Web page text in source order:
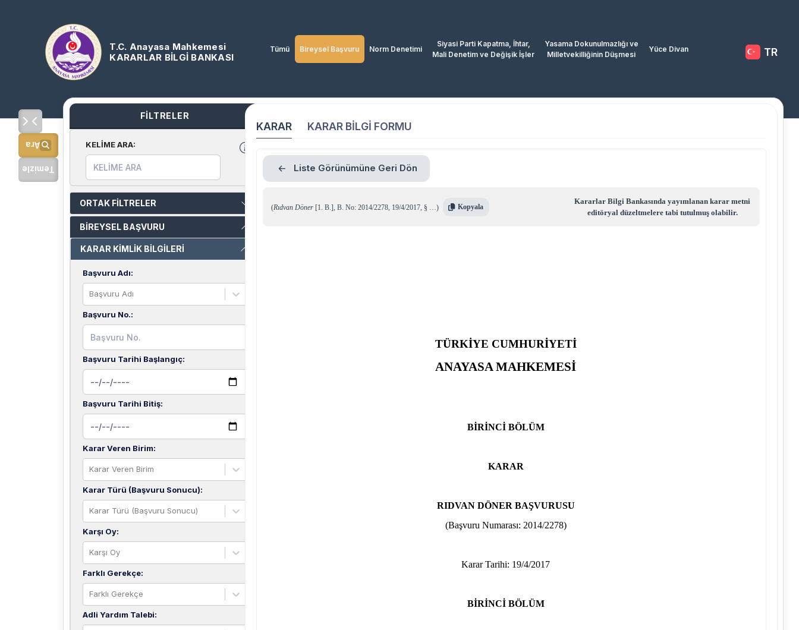
T.C. Anayasa Mahkemesi
KARARLAR BİLGİ BANKASI
Tümü Bireysel Başvuru Norm Denetimi
Siyasi Parti Kapatma, İhtar,
Mali Denetim ve Değişik İşler
Yasama Dokunulmazlığı ve
Milletvekilliğinin Düşmesi
Yüce Divan TR
Ara
Temizle
FİLTRELER
KELİME ARA:
ORTAK FİLTRELER
BİREYSEL BAŞVURU
KARAR KİMLİK BİLGİLERİ
Başvuru Adı:
Başvuru Adı
Başvuru No.:
Başvuru Tarihi Başlangıç:
Başvuru Tarihi Bitiş:
Karar Veren Birim:
Karar Veren Birim
Karar Türü (Başvuru Sonucu):
Karar Türü (Başvuru Sonucu)
Karşı Oy:
Karşı Oy
Farklı Gerekçe:
Farklı Gerekçe
Adli Yardım Talebi:
KARAR KARAR BİLGİ FORMU
Liste Görünümüne Geri Dön
(Rıdvan Döner [1. B.], B. No: 2014/2278, 19/4/2017, § …) Kopyala
Kararlar Bilgi Bankasında yayımlanan karar metni
editöryal düzeltmelere tabi tutulmuş olabilir.